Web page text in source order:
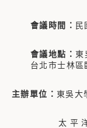
會議時間：
會議地點： 東
台北市士林區
主辦單位： 東吳大
太平